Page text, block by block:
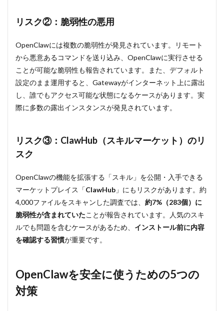
リスク②：脆弱性の悪用
OpenClawには複数の脆弱性が発見されています。リモート
から悪意あるコマンドを送り込み、OpenClawに実行させる
ことが可能な脆弱性も報告されています。また、デフォルト
設定のまま運用すると、Gatewayがインターネット上に露出
し、誰でもアクセス可能な状態になるケースがあります。実
際に多数の露出インスタンスが発見されています。
リスク③：ClawHub（スキルマーケット）のリ
スク
OpenClawの機能を拡張する「スキル」を公開・入手できる
マーケットプレイス「ClawHub 」にもリスクがあります。約
4,000ファイルをスキャンした調査では、 約7%（283個）に
脆弱性が含まれていたことが報告されています。人気のスキ
ルでも問題を含むケースがあるため、 インストール前に内容
を確認する習慣が重要です。
OpenClawを安全に使うための5つの
対策